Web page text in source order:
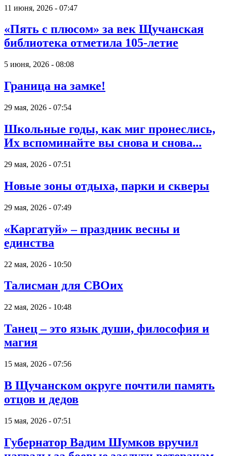
11 июня, 2026 - 07:47
«Пять с плюсом» за век Щучанская
библиотека отметила 105-летие
5 июня, 2026 - 08:08
Граница на замке!
29 мая, 2026 - 07:54
Школьные годы, как миг пронеслись,
Их вспоминайте вы снова и снова...
29 мая, 2026 - 07:51
Новые зоны отдыха, парки и скверы
29 мая, 2026 - 07:49
«Каргатуй» – праздник весны и
единства
22 мая, 2026 - 10:50
Талисман для СВОих
22 мая, 2026 - 10:48
Танец – это язык души, философия и
магия
15 мая, 2026 - 07:56
В Щучанском округе почтили память
отцов и дедов
15 мая, 2026 - 07:51
Губернатор Вадим Шумков вручил